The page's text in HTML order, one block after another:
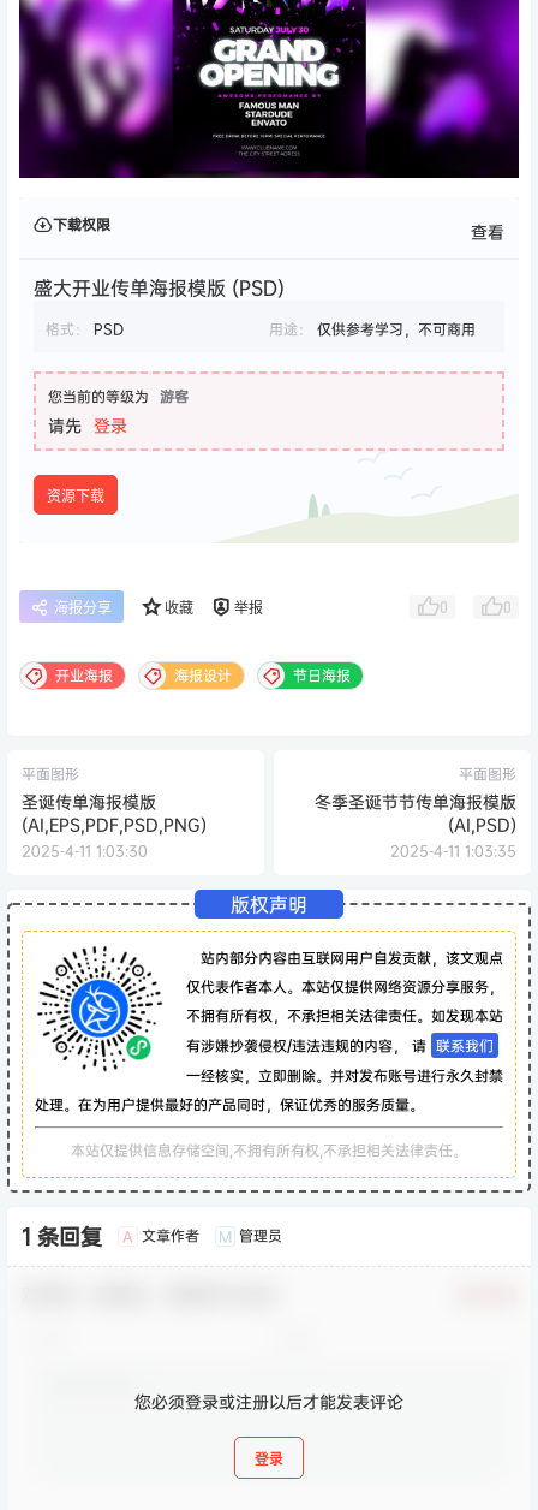
下载权限 查看
盛大开业传单海报模版 (PSD)
格式： PSD 用途： 仅供参考学习，不可商用
您当前的等级为 游客
请先 登录
资源下载
海报分享 收藏 举报 0 0
开业海报 海报设计 节日海报
平面图形
圣诞传单海报模版
(AI,EPS,PDF,PSD,PNG)
2025-4-11 1:03:30
平面图形
冬季圣诞节节传单海报模版
(AI,PSD)
2025-4-11 1:03:35
版权声明
站内部分内容由互联网用户自发贡献，该文观点
仅代表作者本人。本站仅提供网络资源分享服务，
不拥有所有权，不承担相关法律责任。如发现本站
有涉嫌抄袭侵权/违法违规的内容， 请 联系我们
一经核实，立即删除。并对发布账号进行永久封禁
处理。在为用户提供最好的产品同时，保证优秀的服务质量。
本站仅提供信息存储空间,不拥有所有权,不承担相关法律责任。
1 条回复 A 文章作者 M 管理员
您必须登录或注册以后才能发表评论
登录